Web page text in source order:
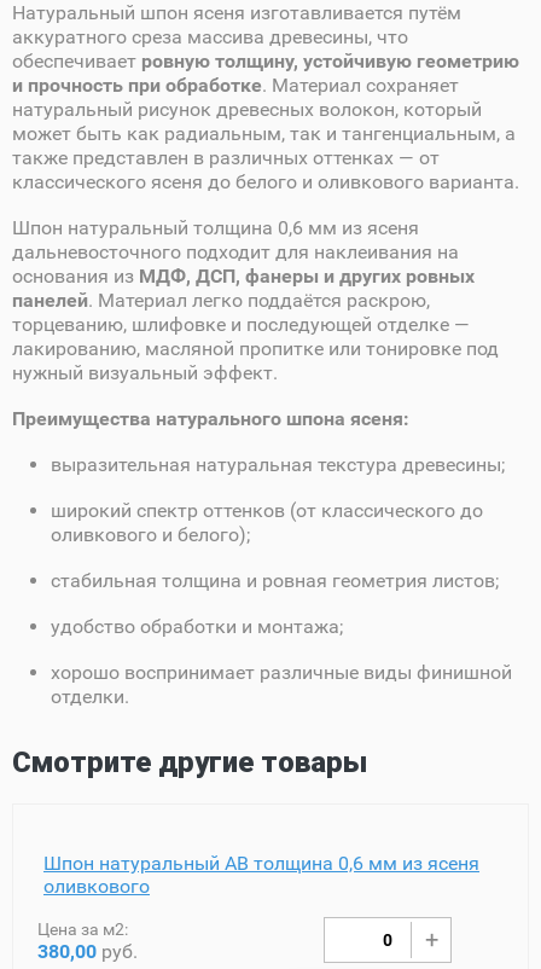
Натуральный шпон ясеня изготавливается путём
аккуратного среза массива древесины, что
обеспечивает ровную толщину, устойчивую геометрию
и прочность при обработке. Материал сохраняет
натуральный рисунок древесных волокон, который
может быть как радиальным, так и тангенциальным, а
также представлен в различных оттенках — от
классического ясеня до белого и оливкового варианта.
Шпон натуральный толщина 0,6 мм из ясеня
дальневосточного подходит для наклеивания на
основания из МДФ, ДСП, фанеры и других ровных
панелей. Материал легко поддаётся раскрою,
торцеванию, шлифовке и последующей отделке —
лакированию, масляной пропитке или тонировке под
нужный визуальный эффект.
Преимущества натурального шпона ясеня:
выразительная натуральная текстура древесины;
широкий спектр оттенков (от классического до
оливкового и белого);
стабильная толщина и ровная геометрия листов;
удобство обработки и монтажа;
хорошо воспринимает различные виды финишной
отделки.
Смотрите другие товары
Шпон натуральный AB толщина 0,6 мм из ясеня
оливкового
Цена за м2:
380,00 руб.